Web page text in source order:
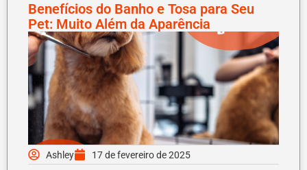
Benefícios do Banho e Tosa para Seu
Pet: Muito Além da Aparência
Ashley 17 de fevereiro de 2025